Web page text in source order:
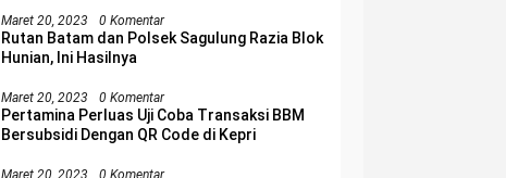
Maret 20, 2023 0 Komentar
Rutan Batam dan Polsek Sagulung Razia Blok
Hunian, Ini Hasilnya
Maret 20, 2023 0 Komentar
Pertamina Perluas Uji Coba Transaksi BBM
Bersubsidi Dengan QR Code di Kepri
Maret 20, 2023 0 Komentar